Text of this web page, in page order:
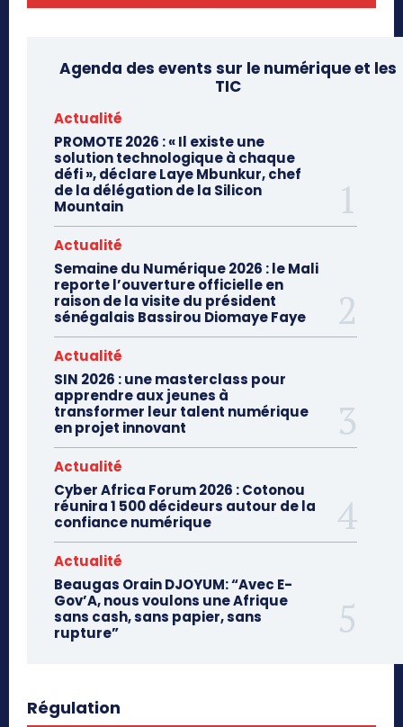
Agenda des events sur le numérique et les
TIC
Actualité
PROMOTE 2026 : « Il existe une
solution technologique à chaque
défi », déclare Laye Mbunkur, chef
de la délégation de la Silicon
Mountain
Actualité
Semaine du Numérique 2026 : le Mali
reporte l’ouverture officielle en
raison de la visite du président
sénégalais Bassirou Diomaye Faye
Actualité
SIN 2026 : une masterclass pour
apprendre aux jeunes à
transformer leur talent numérique
en projet innovant
Actualité
Cyber Africa Forum 2026 : Cotonou
réunira 1 500 décideurs autour de la
confiance numérique
Actualité
Beaugas Orain DJOYUM: “Avec E-
Gov’A, nous voulons une Afrique
sans cash, sans papier, sans
rupture”
Régulation